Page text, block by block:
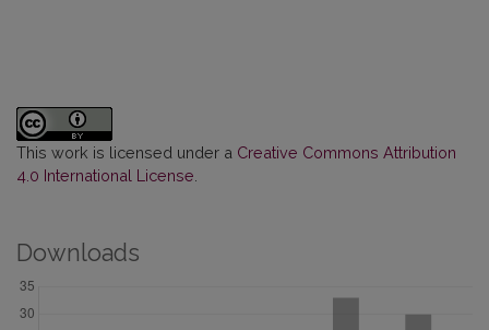
This work is licensed under a Creative Commons Attribution
4.0 International License
Downloads